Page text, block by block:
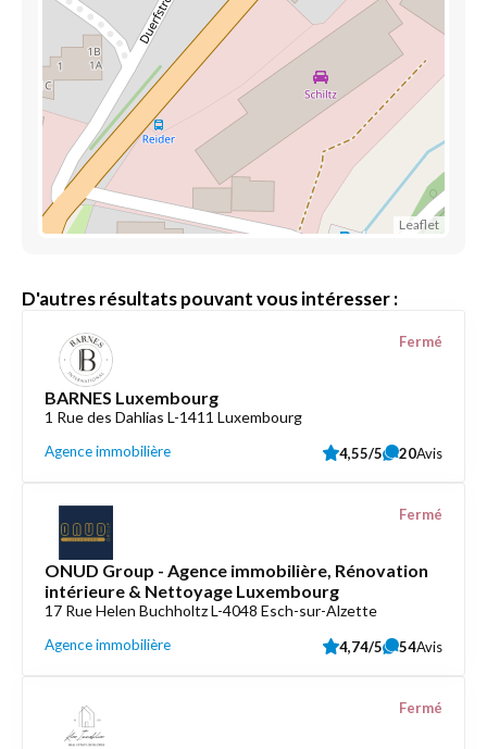
Leaflet
D'autres résultats pouvant vous intéresser :
BARNES Luxembourg
1 Rue des Dahlias L-1411 Luxembourg
Agence immobilière
Fermé
4,55/5 20Avis
ONUD Group - Agence immobilière, Rénovation
intérieure & Nettoyage Luxembourg
17 Rue Helen Buchholtz L-4048 Esch-sur-Alzette
Agence immobilière
Fermé
4,74/5 54Avis
Fermé